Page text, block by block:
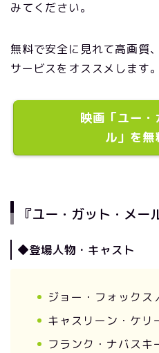
みてください。
無料で安全に見れて高画質
サービスをオススメします。
映画「ユー
ル」を無
『ユー・ガット・メー
◆登場人物・キャスト
ジョー・フォックス
キャスリーン・ケリ
フランク・ナバスキ